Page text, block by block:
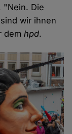
"Nein. Die
wir ihnen
demhpd.